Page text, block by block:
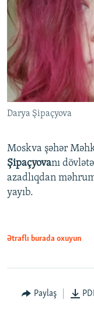
Darya Şipaçyova
Moskva şəhər
Şipaçyovanı
azadlıqdan
yayıb.
Ətraflı burada oxuyun
Paylaş